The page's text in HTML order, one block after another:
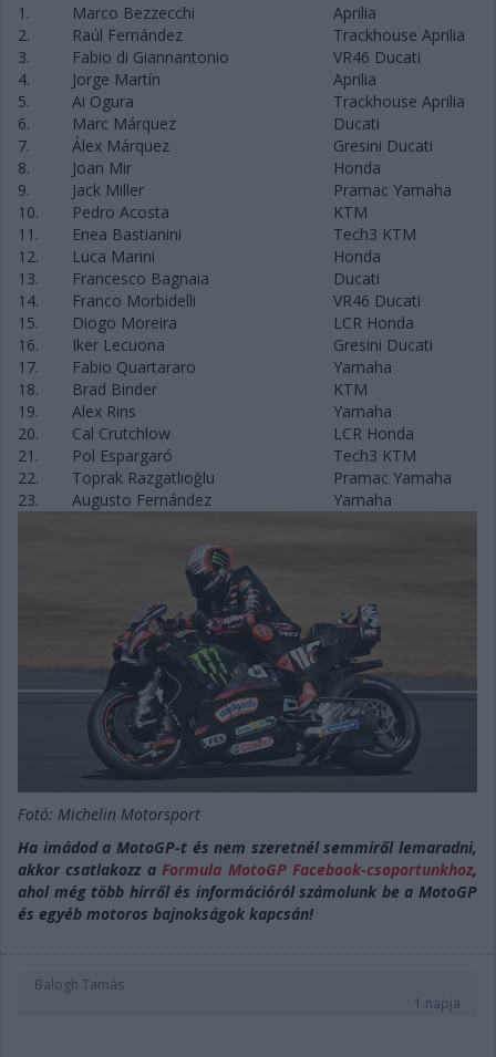
1.
Marco Bezzecchi
Aprilia
2.
Raúl Fernández
Trackhouse Aprilia
3.
Fabio di Giannantonio
VR46 Ducati
4.
Jorge Martín
Aprilia
5.
Ai Ogura
Trackhouse Aprilia
6.
Marc Márquez
Ducati
7.
Álex Márquez
Gresini Ducati
8.
Joan Mir
Honda
9.
Jack Miller
Pramac Yamaha
10.
Pedro Acosta
KTM
11.
Enea Bastianini
Tech3 KTM
12.
Luca Marini
Honda
13.
Francesco Bagnaia
Ducati
14.
Franco Morbidelli
VR46 Ducati
15.
Diogo Moreira
LCR Honda
16.
Iker Lecuona
Gresini Ducati
17.
Fabio Quartararo
Yamaha
18.
Brad Binder
KTM
19.
Alex Rins
Yamaha
20.
Cal Crutchlow
LCR Honda
21.
Pol Espargaró
Tech3 KTM
22.
Toprak Razgatlıoğlu
Pramac Yamaha
23.
Augusto Fernández Yamaha
Fotó: Michelin Motorsport
Ha imádod a MotoGP-t és nem szeretnél semmiről lemaradni,
akkor csatlakozz a Formula MotoGP Facebook-csoportunkhoz,
ahol még több hírről és információról számolunk be a MotoGP
és egyéb motoros bajnokságok kapcsán!
Balogh Tamás
1 napja